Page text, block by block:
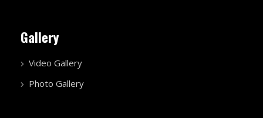
Gallery
Video Gallery
Photo Gallery